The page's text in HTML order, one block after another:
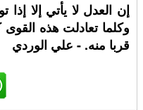
إن العدل لا يأتي إلا
وكلما تعادلت هذه
قربا منه. - علي الوردي